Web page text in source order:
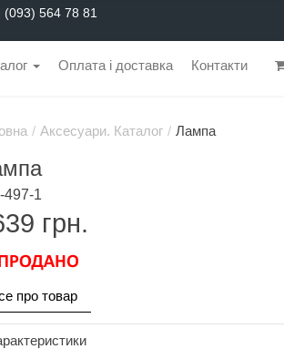
(093) 564 78 81
Оплата і доставка Контакти
/ Аксесуари. Каталог / Лампа
497-1
грн.
про товар